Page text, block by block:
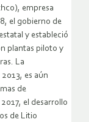
empresa
el gobierno de
y estableció
plantas piloto y
La
es aún
de
el desarrollo
de Litio